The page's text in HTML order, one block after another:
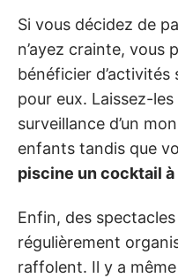
Si vous décidez de
n’ayez crainte, vous
bénéficier
pour eux. Laissez-les
surveillance d’un
enfants tandis que
piscine un cocktail à
Enfin, des
régulièrement
raffolent. Il y a